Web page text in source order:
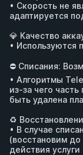
• Скорость не
адаптируется
💎 Качество
• Используются
⛔️ Списания:
• Алгоритмы
из-за чего
быть удалена
♻️
• В случае
(восстановим до
действия услуги